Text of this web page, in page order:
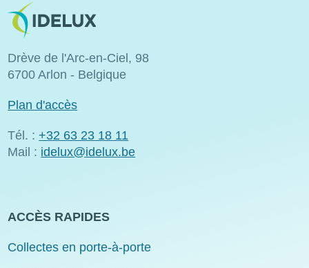
Image
Drève de l'Arc-en-Ciel, 98
6700 Arlon - Belgique
Plan d'accès
Tél. : +32 63 23 18 11
Mail : idelux@idelux.be
ACCÈS RAPIDES
Collectes en porte-à-porte